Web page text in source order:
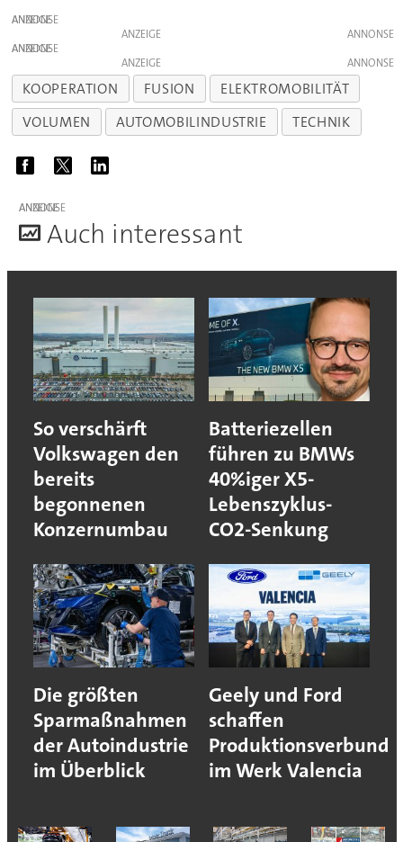
ANZEIGE
ANZEIGE
ANZEIGE
ANZEIGE
KOOPERATION FUSION
ELEKTROMOBILITÄT
VOLUMEN
AUTOMOBILINDUSTRIE TECHNIK
ANZEIGE
Auch interessant
So verschärft
Volkswagen den
bereits
begonnenen
Konzernumbau
Batteriezellen
führen zu BMWs
40%iger X5-
Lebenszyklus-
CO2-Senkung
Die größten
Sparmaßnahmen
der Autoindustrie
im Überblick
Geely und Ford
schaffen
Produktionsverbund
im Werk Valencia